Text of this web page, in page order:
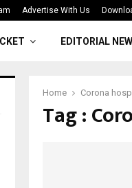
Advertise With Us
Triumph: From the Shadows to
EDITORIAL
Home Corona
Tag :